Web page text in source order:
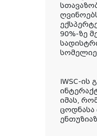
90%-ზე
IWSC-
იმას,